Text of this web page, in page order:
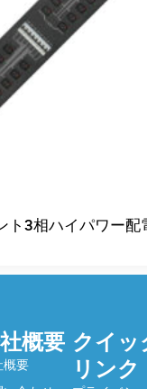
ト3相ハイパワー配
概要
概要
クイッ
リンク